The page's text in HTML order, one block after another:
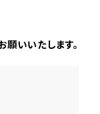
いいたします。